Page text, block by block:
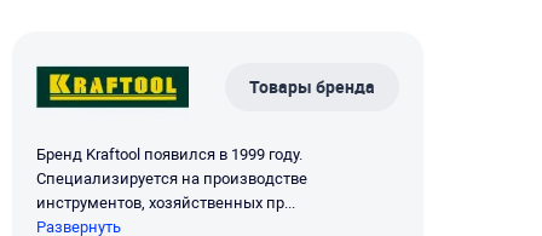
Товары бренда
Бренд Kraftool появился в 1999 году.
Специализируется на производстве
инструментов, хозяйственных пр...
Развернуть